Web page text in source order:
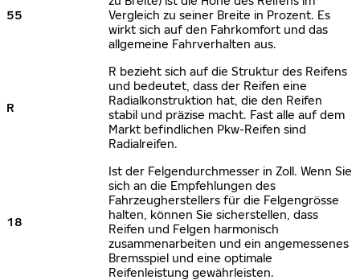
55
Vergleich zu seiner Breite in Prozent. Es
wirkt sich auf den Fahrkomfort und das
allgemeine Fahrverhalten aus.
R
R bezieht sich auf die Struktur des Reifens
und bedeutet, dass der Reifen eine
Radialkonstruktion hat, die den Reifen
stabil und präzise macht. Fast alle auf dem
Markt befindlichen Pkw-Reifen sind
Radialreifen.
18
Ist der Felgendurchmesser in Zoll. Wenn Sie
sich an die Empfehlungen des
Fahrzeugherstellers für die Felgengrösse
halten, können Sie sicherstellen, dass
Reifen und Felgen harmonisch
zusammenarbeiten und ein angemessenes
Bremsspiel und eine optimale
Reifenleistung gewährleisten.